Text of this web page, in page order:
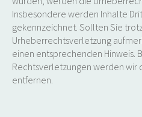
Insbesondere werden Inhalte
gekennzeichnet. Sollten Sie
Urheberrechtsverletzung
einen entsprechenden Hinweis.
Rechtsverletzungen werden wir
entfernen.